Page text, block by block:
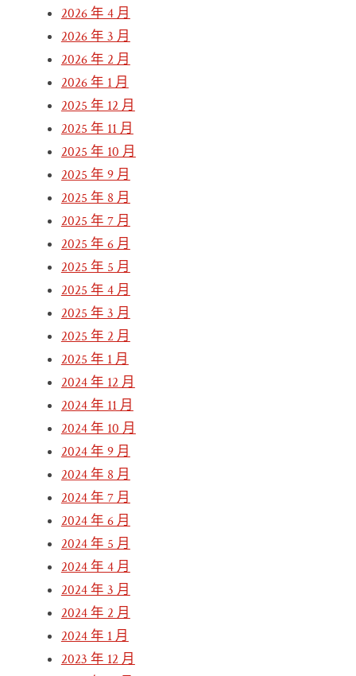
2026 年 4 月
2026 年 3 月
2026 年 2 月
2026 年 1 月
2025 年 12 月
2025 年 11 月
2025 年 10 月
2025 年 9 月
2025 年 8 月
2025 年 7 月
2025 年 6 月
2025 年 5 月
2025 年 4 月
2025 年 3 月
2025 年 2 月
2025 年 1 月
2024 年 12 月
2024 年 11 月
2024 年 10 月
2024 年 9 月
2024 年 8 月
2024 年 7 月
2024 年 6 月
2024 年 5 月
2024 年 4 月
2024 年 3 月
2024 年 2 月
2024 年 1 月
2023 年 12 月